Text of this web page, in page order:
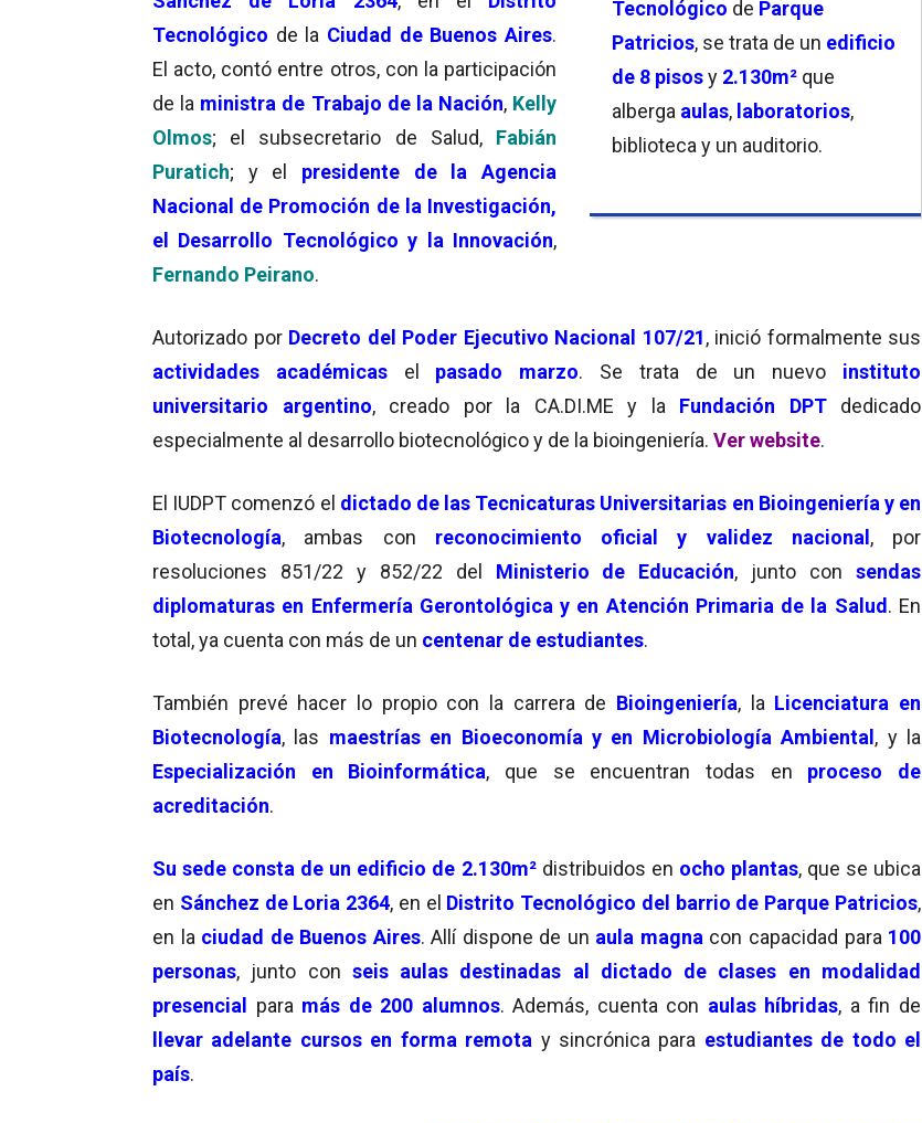
Tecnológico de Parque
Patricios, se trata de un edificio
de 8 pisosy 2.130m² que
alberga aulas, laboratorios,
biblioteca y un auditorio.
Tecnológico de la Ciudad de Buenos Aires.
El acto, contó entre otros, con la participación
de la ministra de Trabajo de la Nación, Kelly
Olmos; el subsecretario de Salud,Fabián
Puratich; y el presidente de la Agencia
Nacional de Promoción de la Investigación,
el Desarrollo Tecnológico y la Innovación,
Fernando Peirano.
Autorizado por Decreto del Poder Ejecutivo Nacional 107/21, inició formalmente sus
actividades académicas el pasado marzo. Se trata de un nuevo instituto
universitario argentino, creado por la CA.DI.ME y la Fundación DPTdedicado
especialmente al desarrollo biotecnológico y de la bioingeniería. Ver website.
El IUDPT comenzó el dictado de las Tecnicaturas Universitarias en Bioingeniería y en
Biotecnología, ambas con reconocimiento oficial y validez nacional, por
resoluciones 851/22 y 852/22 del Ministerio de Educación, junto consendas
diplomaturas en Enfermería Gerontológica y en Atención Primaria de la Salud. En
total, ya cuenta con más de un centenar de estudiantes.
También prevé hacer lo propio con la carrera de Bioingeniería, la Licenciatura en
Biotecnología, las maestrías en Bioeconomía y en Microbiología Ambiental, y la
Especialización en Bioinformática, que se encuentran todas en proceso de
acreditación.
Su sede consta de un edificio de 2.130m²distribuidos en ocho plantas, que se ubica
en Sánchez de Loria 2364, en el Distrito Tecnológico del barrio de Parque Patricios,
en la ciudad de Buenos Aires. Allí dispone de un aula magna con capacidad para 100
personas, junto con seis aulas destinadas al dictado de clases en modalidad
presencial para más de 200 alumnos. Además, cuenta con aulas híbridas, a fin de
llevar adelante cursos en forma remota y sincrónica para estudiantes de todo el
país.